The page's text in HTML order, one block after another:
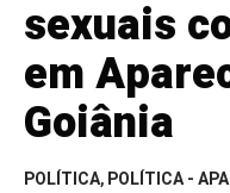
sexuais
em
Goiânia
POLÍTICA,POLÍTICA -